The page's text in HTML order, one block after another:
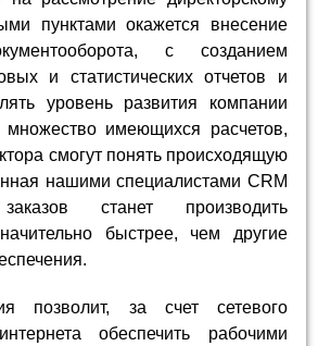
пунктами окажется внесение
с созданием
и статистических отчетов и
уровень развития компании
множество имеющихся расчетов,
смогут понять происходящую
нашими специалистами CRM
станет производить
быстрее, чем другие
позволит, за счет сетевого
обеспечить рабочими